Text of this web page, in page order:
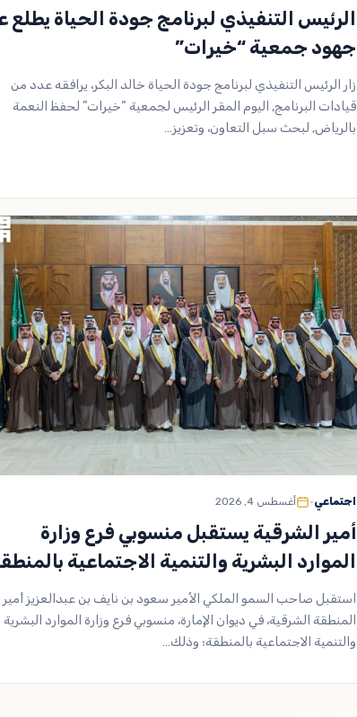
الرئيس التنفيذي لبرنامج جودة الحياة يطلع
جهود جمعية “خيرات”
زار الرئيس التنفيذي لبرنامج جودة الحياة خالد البكر، يرافقه عدد من
قيادات البرنامج, اليوم المقر الرئيس لجمعية “خيرات” لحفظ النعمة
بالرياض, لبحث سبل التعاون، وتعزيز…
اجتماعي• أغسطس 4, 2026
أمير الشرقية يستقبل منسوبي فرع وزارة
الموارد البشرية والتنمية الاجتماعية
استقبل صاحب السمو الملكي الأمير سعود بن نايف بن عبدالعزيز أمير
المنطقة الشرقية، في ديوان الإمارة، منسوبي فرع وزارة الموارد البشرية
والتنمية الاجتماعية بالمنطقة؛ وذلك…